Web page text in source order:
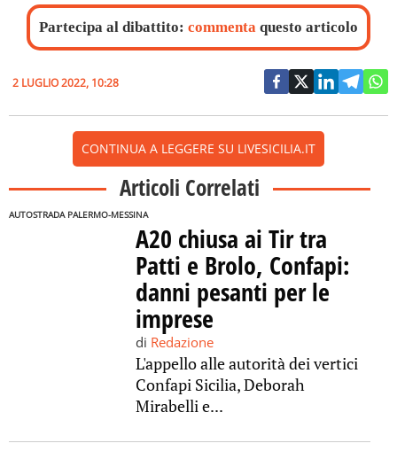
Partecipa al dibattito: commenta questo articolo
2 LUGLIO 2022, 10:28
CONTINUA A LEGGERE SU LIVESICILIA.IT
Articoli Correlati
AUTOSTRADA PALERMO-MESSINA
A20 chiusa ai Tir tra
Patti e Brolo, Confapi:
danni pesanti per le
imprese
di Redazione
L'appello alle autorità dei vertici
Confapi Sicilia, Deborah
Mirabelli e...